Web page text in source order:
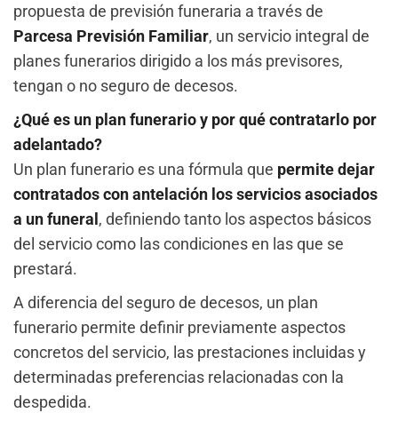
propuesta de previsión funeraria a través de
Parcesa Previsión Familiar, un servicio integral de
planes funerarios dirigido a los más previsores,
tengan o no seguro de decesos.
¿Qué es un plan funerario y por qué contratarlo por
adelantado?
Un plan funerario es una fórmula que permite dejar
contratados con antelación los servicios asociados
a un funeral , definiendo tanto los aspectos básicos
del servicio como las condiciones en las que se
prestará.
A diferencia del seguro de decesos, un plan
funerario permite definir previamente aspectos
concretos del servicio, las prestaciones incluidas y
determinadas preferencias relacionadas con la
despedida.